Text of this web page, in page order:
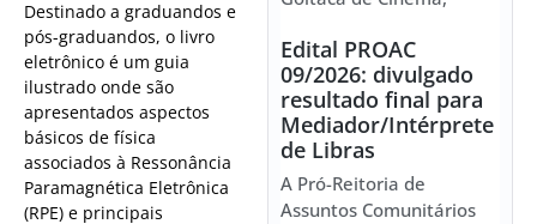
Destinado a graduandos e
pós-graduandos, o livro
eletrônico é um guia
ilustrado onde são
apresentados aspectos
básicos de física
associados à Ressonância
Paramagnética Eletrônica
(RPE) e principais
Edital PROAC
09/2026: divulgado
resultado final para
Mediador/Intérprete
de Libras
A Pró-Reitoria de
Assuntos Comunitários